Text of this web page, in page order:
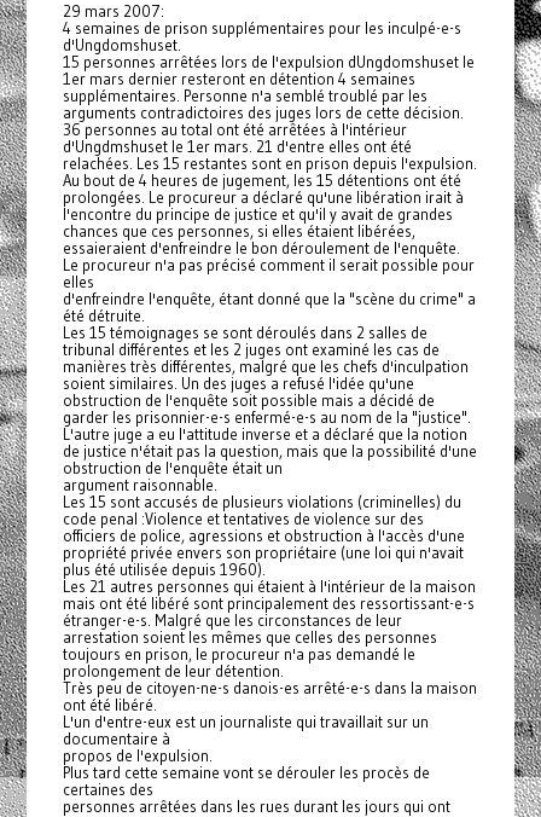
29 mars 2007:
4 semaines de prison supplémentaires pour les inculpé-e-s
d'Ungdomshuset.
15 personnes arrêtées lors de l'expulsion dUngdomshuset le
1er mars dernier resteront en détention 4 semaines
supplémentaires. Personne n'a semblé troublé par les
arguments contradictoires des juges lors de cette décision.
36 personnes au total ont été arrêtées à l'intérieur
d'Ungdmshuset le 1er mars. 21 d'entre elles ont été
relachées. Les 15 restantes sont en prison depuis l'expulsion.
Au bout de 4 heures de jugement, les 15 détentions ont été
prolongées. Le procureur a déclaré qu'une libération irait à
l'encontre du principe de justice et qu'il y avait de grandes
chances que ces personnes, si elles étaient libérées,
essaieraient d'enfreindre le bon déroulement de l'enquête.
Le procureur n'a pas précisé comment il serait possible pour
elles
d'enfreindre l'enquête, étant donné que la "scène du crime" a
été détruite.
Les 15 témoignages se sont déroulés dans 2 salles de
tribunal différentes et les 2 juges ont examiné les cas de
manières très différentes, malgré que les chefs d'inculpation
soient similaires. Un des juges a refusé l'idée qu'une
obstruction de l'enquête soit possible mais a décidé de
garder les prisonnier-e-s enfermé-e-s au nom de la "justice".
L'autre juge a eu l'attitude inverse et a déclaré que la notion
de justice n'était pas la question, mais que la possibilité d'une
obstruction de l'enquête était un
argument raisonnable.
Les 15 sont accusés de plusieurs violations (criminelles) du
code penal :Violence et tentatives de violence sur des
officiers de police, agressions et obstruction à l'accès d'une
propriété privée envers son propriétaire (une loi qui n'avait
plus été utilisée depuis 1960).
Les 21 autres personnes qui étaient à l'intérieur de la maison
mais ont été libéré sont principalement des ressortissant-e-s
étranger-e-s. Malgré que les circonstances de leur
arrestation soient les mêmes que celles des personnes
toujours en prison, le procureur n'a pas demandé le
prolongement de leur détention.
Très peu de citoyen-ne-s danois-es arrêté-e-s dans la maison
ont été libéré.
L'un d'entre-eux est un journaliste qui travaillait sur un
documentaire à
propos de l'expulsion.
Plus tard cette semaine vont se dérouler les procès de
certaines des
personnes arrêtées dans les rues durant les jours qui ont